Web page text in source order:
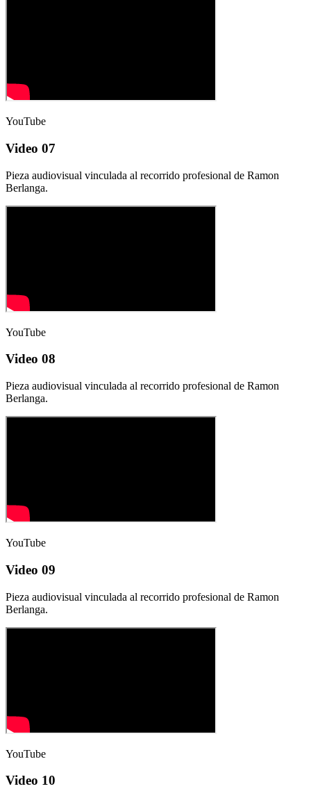
YouTube
Video 07
Pieza audiovisual vinculada al recorrido profesional de Ramon
Berlanga.
YouTube
Video 08
Pieza audiovisual vinculada al recorrido profesional de Ramon
Berlanga.
YouTube
Video 09
Pieza audiovisual vinculada al recorrido profesional de Ramon
Berlanga.
YouTube
Video 10